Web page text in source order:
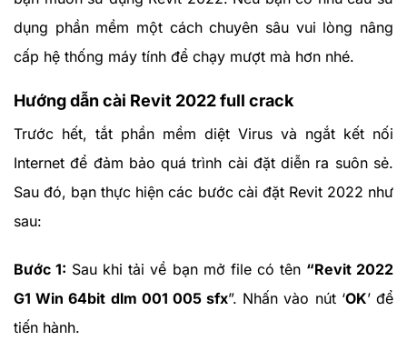
dụng phần mềm một cách chuyên sâu vui lòng nâng
cấp hệ thống máy tính để chạy mượt mà hơn nhé.
Hướng dẫn cài Revit 2022 full crack
Trước hết, tắt phần mềm diệt Virus và ngắt kết nối
Internet để đảm bảo quá trình cài đặt diễn ra suôn sẻ.
Sau đó, bạn thực hiện các bước cài đặt Revit 2022 như
sau:
Bước 1: Sau khi tải về bạn mở file có tên “Revit 2022
G1 Win 64bit dlm 001 005 sfx”. Nhấn vào nút ‘OK’ để
tiến hành.